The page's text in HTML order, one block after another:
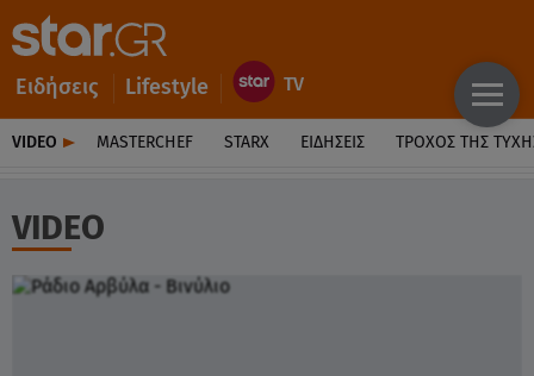
Ειδήσεις Lifestyle
VIDEO MASTERCHEF STARX ΕΙΔΉΣΕΙΣ ΤΡΟΧΌΣ ΤΗΣ
VIDEO